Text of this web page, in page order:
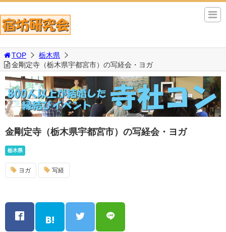
TOP
栃木県
金剛定寺（栃木県宇都宮市）の写経会・ヨガ
金剛定寺（栃木県宇都宮市）の写経会・ヨガ
栃木県
ヨガ 写経